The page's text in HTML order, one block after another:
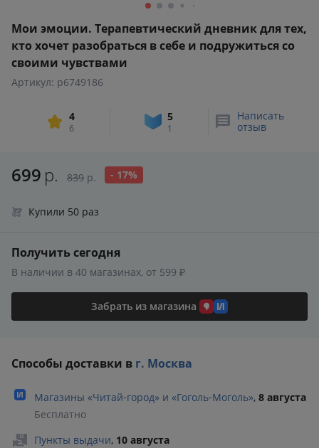
Мои эмоции. Терапевтический дневник для тех,
кто хочет разобраться в себе и подружиться со
своими чувствами
Артикул: p6749186
4
6
5
1
Написать
отзыв
699 р. 839 р. - 17%
Купили 50 раз
Получить сегодня
В наличии в 40 магазинах, от 599 ₽
Забрать из магазина
Способы доставки в г. Москва
Магазины «Читай‑город» и «Гоголь‑Моголь», 8 августа
Бесплатно
Пункты выдачи, 10 августа